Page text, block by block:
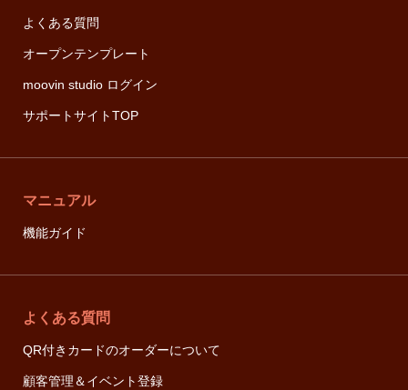
よくある質問
オープンテンプレート
moovin studio ログイン
サポートサイトTOP
マニュアル
機能ガイド
よくある質問
QR付きカードのオーダーについて
顧客管理＆イベント登録